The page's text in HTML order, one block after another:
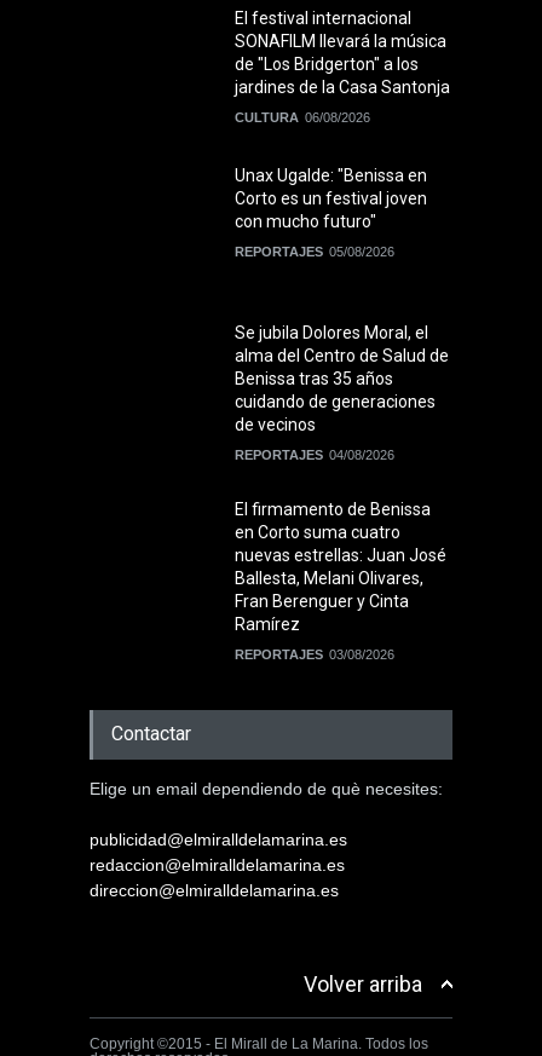
El festival internacional
SONAFILM llevará la música
de "Los Bridgerton" a los
jardines de la Casa Santonja
CULTURA 06/08/2026
Unax Ugalde: "Benissa en
Corto es un festival joven
con mucho futuro"
REPORTAJES 05/08/2026
Se jubila Dolores Moral, el
alma del Centro de Salud de
Benissa tras 35 años
cuidando de generaciones
de vecinos
REPORTAJES 04/08/2026
El firmamento de Benissa
en Corto suma cuatro
nuevas estrellas: Juan José
Ballesta, Melani Olivares,
Fran Berenguer y Cinta
Ramírez
REPORTAJES 03/08/2026
Contactar
Elige un email dependiendo de què necesites:
publicidad@elmiralldelamarina.es
redaccion@elmiralldelamarina.es
direccion@elmiralldelamarina.es
Volver arriba
Copyright ©2015 - El Mirall de La Marina. Todos los